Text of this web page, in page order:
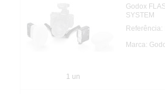
1 un
Godox
SYSTEM
Referência:
Marca: